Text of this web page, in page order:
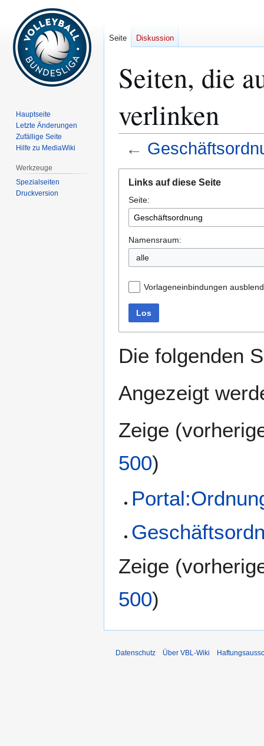
Seiten, die
verlinken
←
Navigation
springen
Suche
springen
Links auf diese Seite
Seite:
Namensraum:
alle
Vorlageneinbindungen
Los
Die folgenden
Angezeigt
Zeige (
500)
Zeige (
500)
Seite Diskussion
Hauptseite
Letzte Änderungen
Zufällige Seite
Hilfe zu MediaWiki
Werkzeuge
Spezialseiten
Druckversion
Datenschutz Über VBL-Wiki